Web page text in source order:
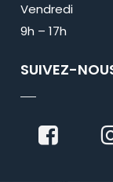
Vendredi
9h – 17h
SUIVEZ-